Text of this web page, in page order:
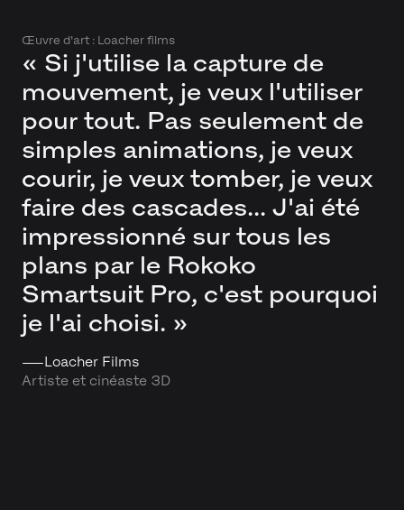
« Si j'utilise la capture de
mouvement, je veux l'utiliser
pour tout. Pas seulement de
simples animations, je veux
courir, je veux tomber, je veux
faire des cascades... J'ai été
impressionné sur tous les
plans par le Rokoko
Smartsuit Pro, c'est pourquoi
je l'ai choisi. »
——Loacher Films
Artiste et cinéaste 3D
Œuvre d'art : Loacher films